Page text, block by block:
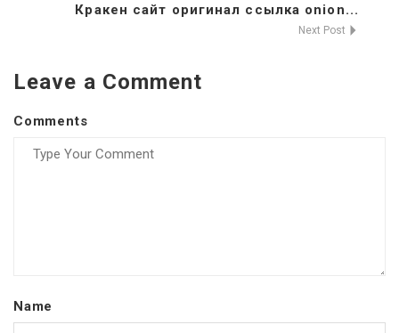
Кракен сайт оригинал ссылка onion...
Next Post
Leave a Comment
Comments
Name